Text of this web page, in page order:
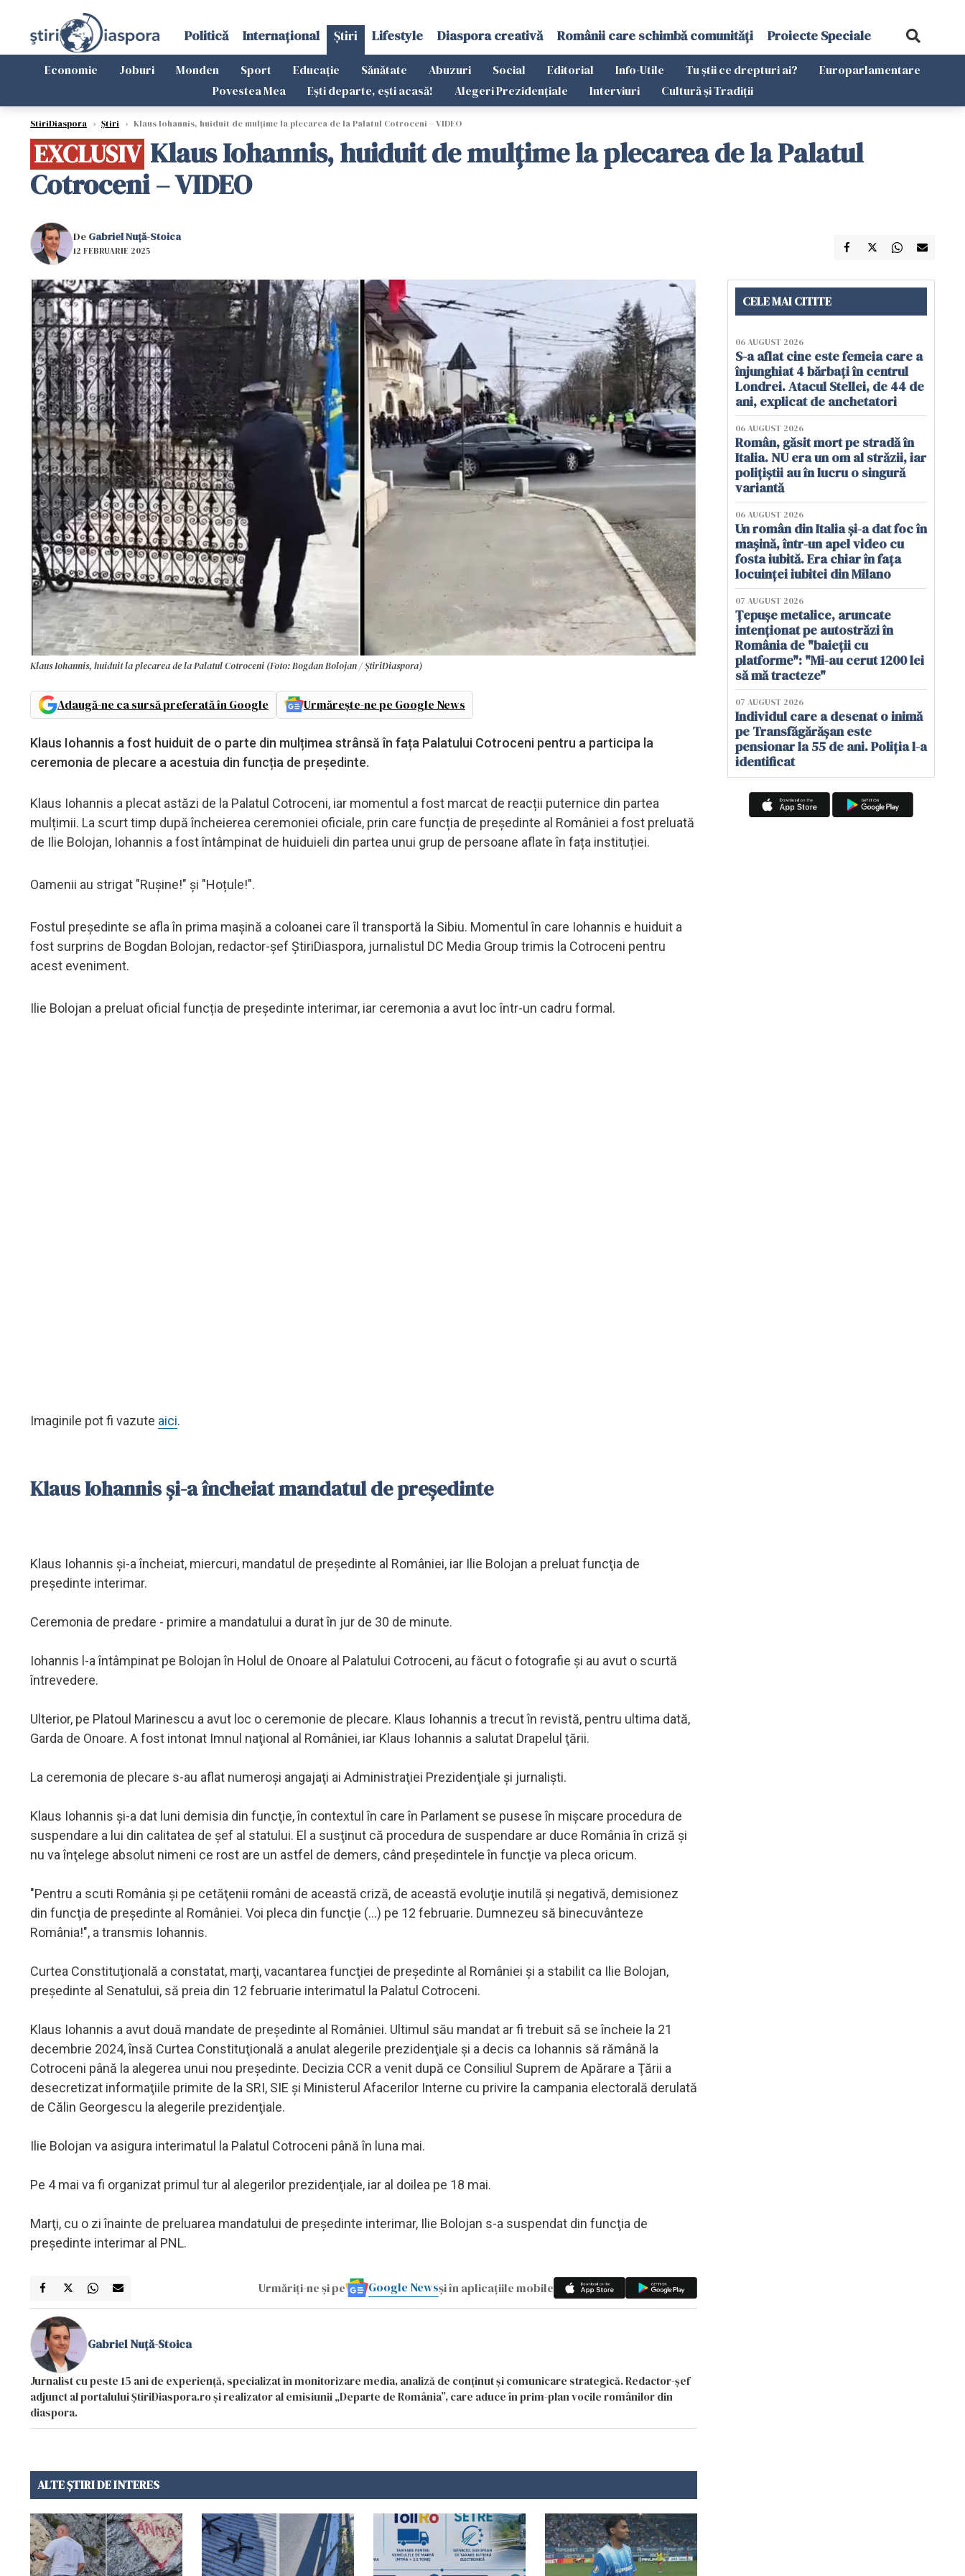
Politică Internațional Știri Lifestyle Diaspora creativă Românii care schimbă comunități Proiecte Speciale
Economie Joburi Monden Sport Educație Sănătate Abuzuri Social Editorial Info-Utile Tu știi ce drepturi ai?
Europarlamentare
Povestea Mea
Ești departe, ești acasă! Alegeri Prezidențiale Interviuri Cultură și Tradiții
StiriDiaspora › Știri › Klaus Iohannis, huiduit de mulțime la plecarea de la Palatul Cotroceni – VIDEO
EXCLUSIV Klaus Iohannis, huiduit de mulțime la plecarea de la Palatul
Cotroceni – VIDEO
De Gabriel Nuță-Stoica
12 FEBRUARIE 2025
Klaus Iohannis, huiduit la plecarea de la Palatul Cotroceni (Foto: Bogdan Bolojan / ȘtiriDiaspora)
Adaugă-ne ca sursă preferată în Google Urmărește-ne pe Google News
Klaus Iohannis a fost huiduit de o parte din mulțimea strânsă în fața Palatului Cotroceni pentru a participa la
ceremonia de plecare a acestuia din funcția de președinte.
Klaus Iohannis a plecat astăzi de la Palatul Cotroceni, iar momentul a fost marcat de reacții puternice din partea
mulțimii. La scurt timp după încheierea ceremoniei oficiale, prin care funcția de președinte al României a fost preluată
de Ilie Bolojan, Iohannis a fost întâmpinat de huiduieli din partea unui grup de persoane aflate în fața instituției.
Oamenii au strigat "Rușine!" și "Hoțule!".
Fostul președinte se afla în prima mașină a coloanei care îl transportă la Sibiu. Momentul în care Iohannis e huiduit a
fost surprins de Bogdan Bolojan, redactor-șef ȘtiriDiaspora, jurnalistul DC Media Group trimis la Cotroceni pentru
acest eveniment.
Ilie Bolojan a preluat oficial funcția de președinte interimar, iar ceremonia a avut loc într-un cadru formal.
Imaginile pot fi vazute aici.
Klaus Iohannis și-a încheiat mandatul de președinte
Klaus Iohannis şi-a încheiat, miercuri, mandatul de preşedinte al României, iar Ilie Bolojan a preluat funcţia de
preşedinte interimar.
Ceremonia de predare - primire a mandatului a durat în jur de 30 de minute.
Iohannis l-a întâmpinat pe Bolojan în Holul de Onoare al Palatului Cotroceni, au făcut o fotografie şi au avut o scurtă
întrevedere.
Ulterior, pe Platoul Marinescu a avut loc o ceremonie de plecare. Klaus Iohannis a trecut în revistă, pentru ultima dată,
Garda de Onoare. A fost intonat Imnul naţional al României, iar Klaus Iohannis a salutat Drapelul ţării.
La ceremonia de plecare s-au aflat numeroşi angajaţi ai Administraţiei Prezidenţiale şi jurnalişti.
Klaus Iohannis şi-a dat luni demisia din funcţie, în contextul în care în Parlament se pusese în mişcare procedura de
suspendare a lui din calitatea de şef al statului. El a susţinut că procedura de suspendare ar duce România în criză şi
nu va înţelege absolut nimeni ce rost are un astfel de demers, când preşedintele în funcţie va pleca oricum.
"Pentru a scuti România şi pe cetăţenii români de această criză, de această evoluţie inutilă şi negativă, demisionez
din funcţia de preşedinte al României. Voi pleca din funcţie (...) pe 12 februarie. Dumnezeu să binecuvânteze
România!", a transmis Iohannis.
Curtea Constituţională a constatat, marţi, vacantarea funcţiei de preşedinte al României şi a stabilit ca Ilie Bolojan,
preşedinte al Senatului, să preia din 12 februarie interimatul la Palatul Cotroceni.
Klaus Iohannis a avut două mandate de preşedinte al României. Ultimul său mandat ar fi trebuit să se încheie la 21
decembrie 2024, însă Curtea Constituţională a anulat alegerile prezidenţiale şi a decis ca Iohannis să rămână la
Cotroceni până la alegerea unui nou preşedinte. Decizia CCR a venit după ce Consiliul Suprem de Apărare a Ţării a
desecretizat informaţiile primite de la SRI, SIE şi Ministerul Afacerilor Interne cu privire la campania electorală derulată
de Călin Georgescu la alegerile prezidenţiale.
Ilie Bolojan va asigura interimatul la Palatul Cotroceni până în luna mai.
Pe 4 mai va fi organizat primul tur al alegerilor prezidenţiale, iar al doilea pe 18 mai.
Marţi, cu o zi înainte de preluarea mandatului de preşedinte interimar, Ilie Bolojan s-a suspendat din funcţia de
preşedinte interimar al PNL.
Urmăriți-ne și pe Google Newsși în aplicațiile mobile
Gabriel Nuță-Stoica
Jurnalist cu peste 15 ani de experiență, specializat în monitorizare media, analiză de conținut și comunicare strategică. Redactor-șef
adjunct al portalului ȘtiriDiaspora.ro și realizator al emisiunii „Departe de România”, care aduce în prim-plan vocile românilor din
diaspora.
ALTE ȘTIRI DE INTERES
CELE MAI CITITE
06 AUGUST 2026
S-a aflat cine este femeia care a
înjunghiat 4 bărbați în centrul
Londrei. Atacul Stellei, de 44 de
ani, explicat de anchetatori
06 AUGUST 2026
Român, găsit mort pe stradă în
Italia. NU era un om al străzii, iar
polițiștii au în lucru o singură
variantă
06 AUGUST 2026
Un român din Italia și-a dat foc în
mașină, într-un apel video cu
fosta iubită. Era chiar în fața
locuinței iubitei din Milano
07 AUGUST 2026
Țepușe metalice, aruncate
intenționat pe autostrăzi în
România de "baieții cu
platforme": "Mi-au cerut 1200 lei
să mă tracteze"
07 AUGUST 2026
Individul care a desenat o inimă
pe Transfăgărășan este
pensionar la 55 de ani. Poliția l-a
identificat